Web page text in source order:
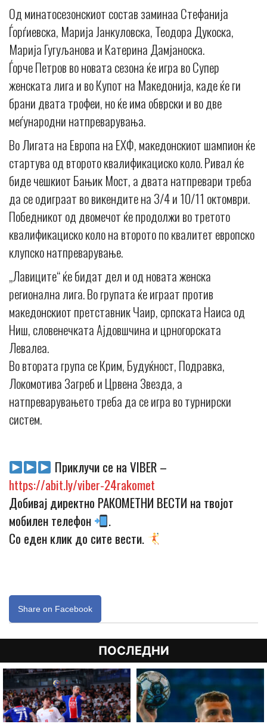
Од минатосезонскиот состав заминаа Стефанија
Ѓорѓиевска, Марија Јанкуловска, Теодора Дукоска,
Марија Гугуљанова и Катерина Дамјаноска.
Ѓорче Петров во новата сезона ќе игра во Супер
женската лига и во Купот на Македонија, каде ќе ги
брани двата трофеи, но ќе има обврски и во две
меѓународни натпреварувања.
Во Лигата на Европа на ЕХФ, македонскиот шампион ќе
стартува од второто квалификациско коло. Ривал ќе
биде чешкиот Бањик Мост, а двата натпревари треба
да се одиграат во викендите на 3/4 и 10/11 октомври.
Победникот од двомечот ќе продолжи во третото
квалификациско коло на второто по квалитет европско
клупско натпреварување.
„Лавиците“ ќе бидат дел и од новата женска
регионална лига. Во групата ќе играат против
македонскиот претставник Чаир, српската Наиса од
Ниш, словенечката Ајдовшчина и црногорската
Левалеа.
Во втората група се Крим, Будуќност, Подравка,
Локомотива Загреб и Црвена Звезда, а
натпреварувањето треба да се игра во турнирски
систем.
Приклучи се на VIBER –
https://abit.ly/viber-24rakomet
Добивај директно РАКОМЕТНИ ВЕСТИ на твојот
мобилен телефон
.
Со еден клик до сите вести.
Share on Facebook
ПОСЛЕДНИ